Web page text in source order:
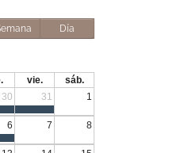
Día
vie.
sáb.
30 31 1
6 7 8